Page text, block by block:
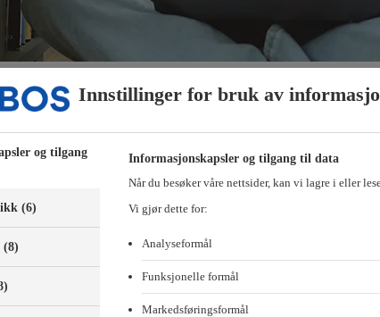
TV-abonnement med dekoder inkludert. Du kan velge
av leverandør.
beboere logger inn på Min side for å bestille TV-tjenesten de
de tilbyr, og hvordan du enkelt kan bestille TV-tjenester.
Innstillinger for bruk av
og tilgang
(6)
(8)
Informasjonskapsler og tilgang til data
Når du besøker våre nettsider, kan vi lagre i eller
Vi gjør dette for:
Analyseformål
Funksjonelle formål
Markedsføringsformål